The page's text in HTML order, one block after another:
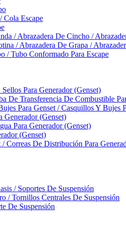
Cola Escape
/ Abrazadera De Cincho /
/ Abrazadera De Grapa /
/ Tubo Conformado Para Escape
Para Generador (Genset)
De Transferencia De Combustible
Para Genset / Casquillos Y
Generador (Genset)
Para Generador (Genset)
(Genset)
/ Correas De Distribución Para
/ Soportes De Suspensión
/ Tornillos Centrales De Suspensión
De Suspensión